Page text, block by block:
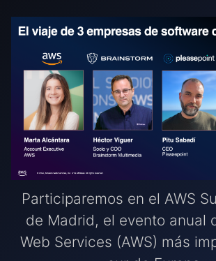
Participaremos en el AWS
de Madrid, el evento anual
Web Services (AWS) más